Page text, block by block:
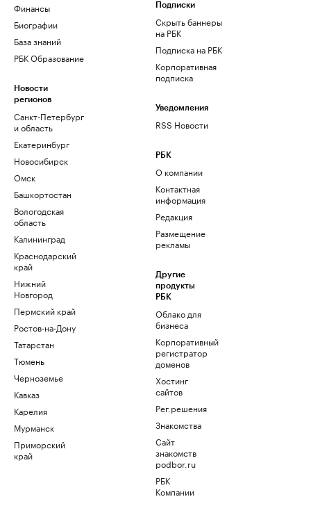
Финансы
Биографии
База знаний
РБК Образование
Новости
регионов
Санкт-Петербург
и область
Екатеринбург
Новосибирск
Омск
Башкортостан
Вологодская
область
Калининград
Краснодарский
край
Нижний
Новгород
Пермский край
Ростов-на-Дону
Татарстан
Тюмень
Черноземье
Кавказ
Карелия
Мурманск
Приморский
край
Подписки
Скрыть баннеры
на РБК
Подписка на РБК
Корпоративная
подписка
Уведомления
RSS Новости
РБК
О компании
Контактная
информация
Редакция
Размещение
рекламы
Другие
продукты
РБК
Облако для
бизнеса
Корпоративный
регистратор
доменов
Хостинг
сайтов
Рег.решения
Знакомства
Сайт
знакомств
podbor.ru
РБК
Компании